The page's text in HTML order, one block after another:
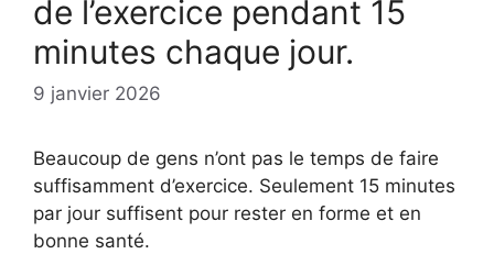
de l’exercice pendant 15
minutes chaque jour.
9 janvier 2026
Beaucoup de gens n’ont pas le temps de faire
suffisamment d’exercice. Seulement 15 minutes
par jour suffisent pour rester en forme et en
bonne santé.